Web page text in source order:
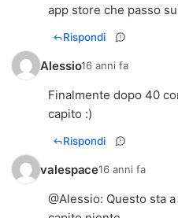
app store che passo
Rispondi
Alessio16 anni fa
Finalmente dopo 40
capito :)
Rispondi
valespace16 anni fa
@Alessio: Questo sta